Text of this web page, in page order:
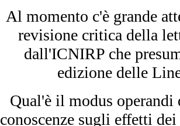
Al momento c'è grande
revisione critica della
dall'ICNIRP che
edizione delle
Qual'è il modus
conoscenze sugli effetti